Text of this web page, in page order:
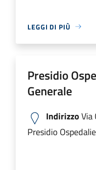
LEGGI DI PIÙ
Presidio
Generale
IndirizzoVia
Presidio